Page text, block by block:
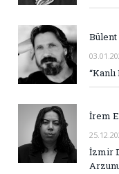
Bülent
İrem
İzmir